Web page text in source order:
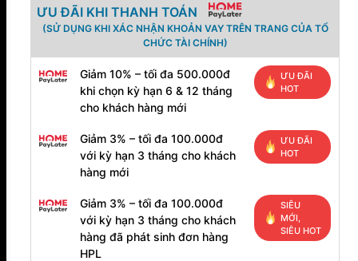
ƯU ĐÃI KHI THANH TOÁN
(SỬ DỤNG KHI XÁC NHẬN KHOẢN VAY TRÊN TRANG CỦA TỔ
CHỨC TÀI CHÍNH)
Giảm 10% – tối đa 500.000đ
khi chọn kỳ hạn 6 & 12 tháng
cho khách hàng mới
ƯU ĐÃI
HOT
Giảm 3% – tối đa 100.000đ
với kỳ hạn 3 tháng cho khách
hàng mới
ƯU ĐÃI
HOT
Giảm 3% – tối đa 100.000đ
với kỳ hạn 3 tháng cho khách
hàng đã phát sinh đơn hàng
HPL
SIÊU
MỚI,
SIÊU HOT